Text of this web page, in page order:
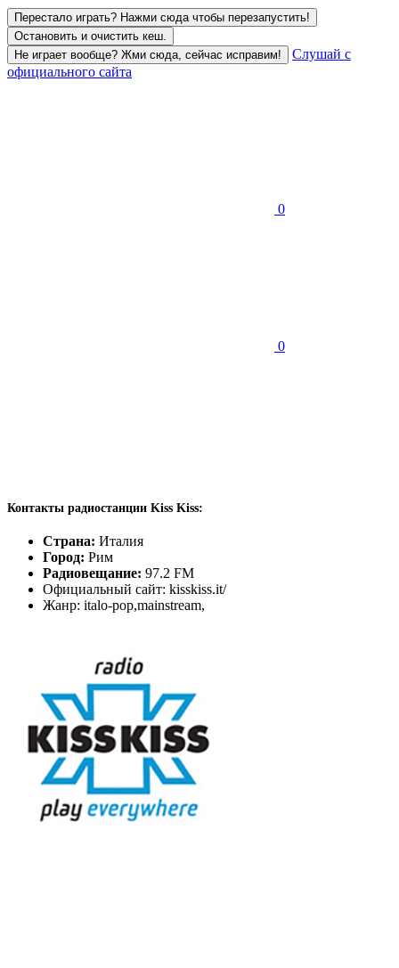
Перестало играть? Нажми сюда чтобы перезапустить!
Остановить и очистить кеш.
Не играет вообще? Жми сюда, сейчас исправим!
Слушай с
официального сайта
0
0
Контакты радиостанции Kiss Kiss:
Страна: Италия
Город: Рим
Радиовещание: 97.2 FM
Официальный сайт: kisskiss.it/
Жанр: italo-pop,mainstream,